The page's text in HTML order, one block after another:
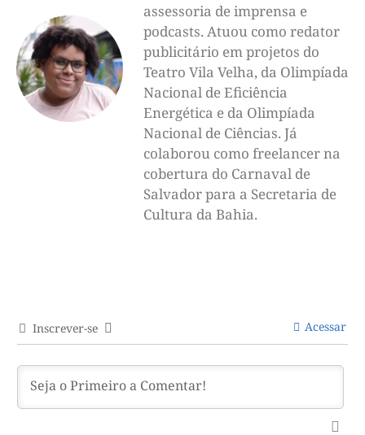
assessoria de imprensa e
podcasts. Atuou como redator
publicitário em projetos do
Teatro Vila Velha, da Olimpíada
Nacional de Eficiência
Energética e da Olimpíada
Nacional de Ciências. Já
colaborou como freelancer na
cobertura do Carnaval de
Salvador para a Secretaria de
Cultura da Bahia.
Inscrever-se Acessar